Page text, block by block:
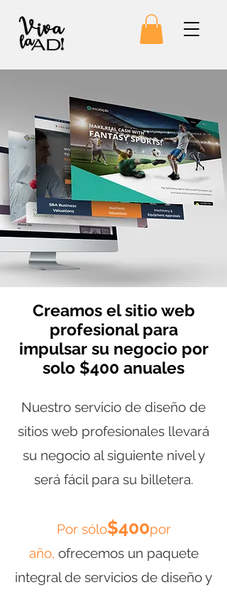
Creamos el sitio web
profesional para
impulsar su negocio por
solo $400 anuales
Nuestro servicio de diseño de
sitios web profesionales llevará
su negocio al siguiente nivel y
será fácil para su billetera.
Por sólo$400por
año, ofrecemos un paquete
integral de servicios de diseño y